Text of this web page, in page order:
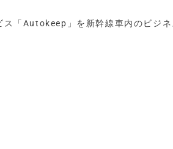
「Autokeep」を新幹線車内のビジ